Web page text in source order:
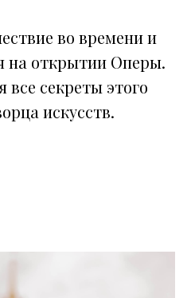
во времени и
на открытии Оперы.
все секреты этого
искусств.